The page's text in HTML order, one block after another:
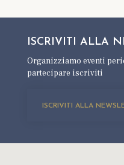
ISCRIVITI ALLA
Organizziamo eventi
partecipare iscriviti
ISCRIVITI ALLA